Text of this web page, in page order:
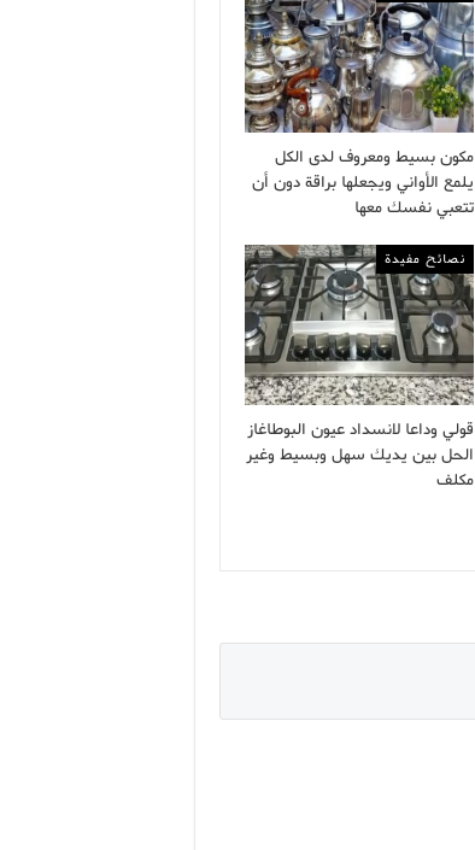
مكون بسيط ومعروف لدى الكل
يلمع الأواني ويجعلها براقة دون أن
تتعبي نفسك معها
نصائح مفيدة
قولي وداعا لانسداد عيون البوطاغاز
الحل بين يديك سهل وبسيط وغير
مكلف